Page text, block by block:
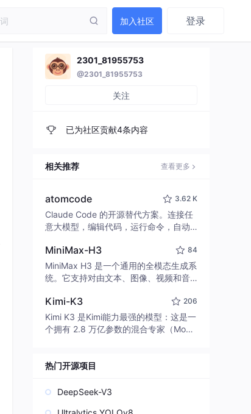
加入社区 登录
2301_81955753
@2301_81955753
关注
已为社区贡献4条内容
相关推荐 查看更多
atomcode 3.62 K
Claude Code 的开源替代方案。连接任
意大模型，编辑代码，运行命令，自动
致性能。 ｜ An open-source alternativ
e to Claude Code. Connect any LLM,
edit code, run commands, and verify
MiniMax-H3 84
MiniMax H3 是一个通用的全模态生成系
统。它支持对由文本、图像、视频和音
并能生成分辨率高达 2K、时长可达 15
秒的带原生立体声音频的视频。得益于
面向任务泛化的系统设计，H3 在预训练
模态指令。
Kimi-K3 206
Kimi K3 是Kimi能力最强的模型：这是一
个拥有 2.8 万亿参数的混合专家（Mo
热门开源项目
DeepSeek-V3